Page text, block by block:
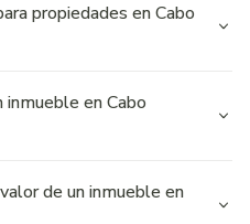
propiedades en Cabo
inmueble en Cabo
de un inmueble en